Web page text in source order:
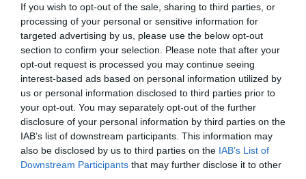
If you wish to opt-out of the sale, sharing to third parties, or
processing of your personal or sensitive information for
targeted advertising by us, please use the below opt-out
section to confirm your selection. Please note that after your
opt-out request is processed you may continue seeing
interest-based ads based on personal information utilized by
us or personal information disclosed to third parties prior to
your opt-out. You may separately opt-out of the further
disclosure of your personal information by third parties on the
IAB’s list of downstream participants. This information may
also be disclosed by us to third parties on the IAB’s List of
Downstream Participants that may further disclose it to other
PRONEWS.GR /ΚΟΣΜΟΣ
Βίντεο: Θαμώνες σε κατάστημα fast food
στην Αριζόνα έπιασαν ληστή που έκλεψε
ηλικιωμένο
05.08.2026 | 16:14